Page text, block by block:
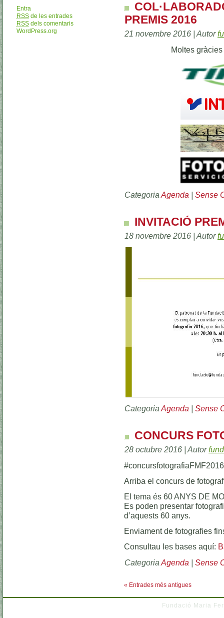
Entra
RSS de les entrades
RSS dels comentaris
WordPress.org
PREMIS 2016
21 novembre 2016 | Autor
Moltes
Categoria Agenda | Sense
INVITACIÓ
18 novembre 2016 | Autor
Categoria Agenda | Sense
CONCURS
28 octubre 2016 | Autor
#concursfotografiaFMF2016
Arriba el concurs de
El tema és 60 ANYS DE
Es poden presentar
d’aquests 60 anys.
Enviament de fotografies
Consultau les bases aquí:
Categoria Agenda | Sense
« Entrades més antigues
Fundació Maria